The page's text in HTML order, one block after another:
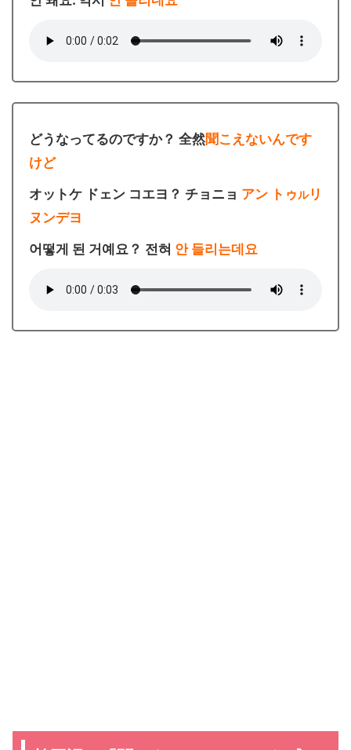
どうなってるのですか？ 全然聞こえないんです
けど
オットケ ドェン コエヨ？ チョニョ アン トゥルリ
ヌンデヨ
어떻게 된 거예요？ 전혀 안 들리는데요